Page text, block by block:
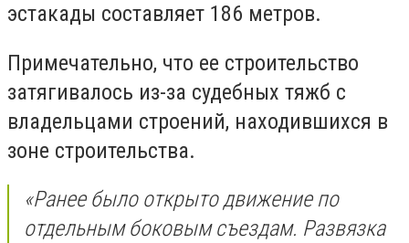
эстакады составляет 186 метров.
Примечательно, что ее строительство
затягивалось из-за судебных тяжб с
владельцами строений, находившихся в
зоне строительства.
«Ранее было открыто движение по
отдельным боковым съездам. Развязка